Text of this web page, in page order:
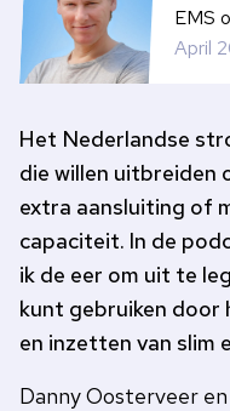
EMS
April
Het Nederlandse
die willen uitbreiden
extra aansluiting of
capaciteit. In de
ik de eer om uit te
kunt gebruiken door
en inzetten van slim
Danny Oosterveer